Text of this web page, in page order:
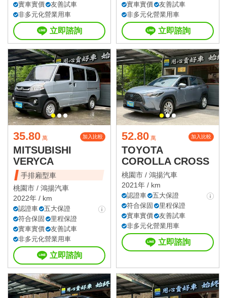
實車實價
友善試車
非多元化營業用車
立即諮詢
實車實價
友善試車
非多元化營業用車
立即諮詢
35.80 萬 加入比較
MITSUBISHI
VERYCA
手排廂型車
桃園市 / 鴻揚汽車
2022年 / km
認證車
五大保證
符合保固
里程保證
實車實價
友善試車
非多元化營業用車
立即諮詢
52.80 萬 加入比較
TOYOTA
COROLLA CROSS
桃園市 / 鴻揚汽車
2021年 / km
認證車
五大保證
符合保固
里程保證
實車實價
友善試車
非多元化營業用車
立即諮詢